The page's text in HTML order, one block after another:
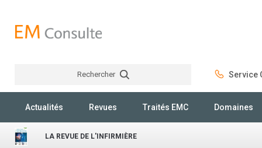
Rechercher Service
Actualités Revues Traités EMC Domaines
LA REVUE DE L'INFIRMIÈRE